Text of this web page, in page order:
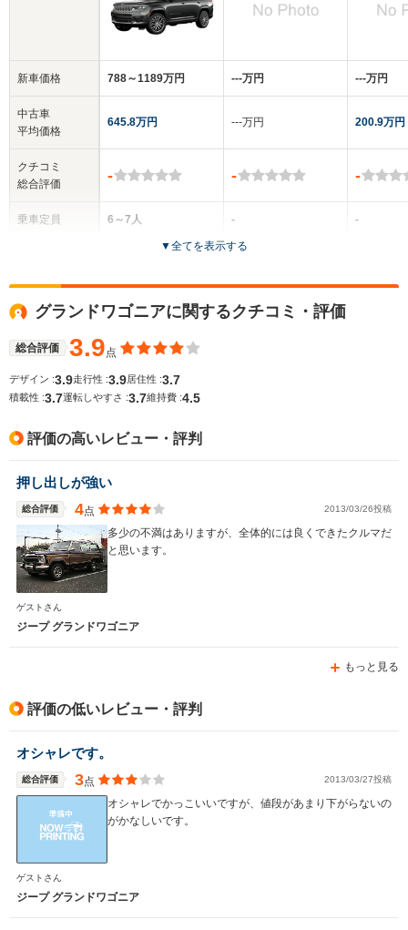
新車価格
中古車
平均価格
クチコミ
総合評価
乗車定員
サイズ
WLTCモード
燃費
788～1189万円
645.8万円
-
6～7人
全高
1.8m～1.82m
全幅
1.98m
-m
‐‐‐万円
‐‐‐万円
-
-
5ドア
-m
‐‐‐万円
200.9万円
-
-
▼全てを表示する
グランドワゴニアに関するクチコミ・評価
総合評価 3.9点
デザイン :3.9走行性 :3.9居住性 :3.7
積載性 :3.7運転しやすさ :3.7維持費 :4.5
評価の高いレビュー・評判
押し出しが強い
総合評価 4点 2013/03/26投稿
多少の不満はありますが、全体的には良くできたクルマだ
と思います。
ゲストさん
ジープ グランドワゴニア
もっと見る
評価の低いレビュー・評判
オシャレです。
総合評価 3点 2013/03/27投稿
オシャレでかっこいいですが、値段があまり下がらないの
がかなしいです。
ゲストさん
ジープ グランドワゴニア